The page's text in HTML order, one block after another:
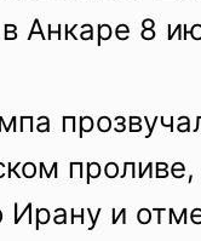
Анкаре 8
и